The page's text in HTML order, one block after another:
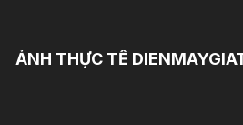
ẢNH THỰC TẾ